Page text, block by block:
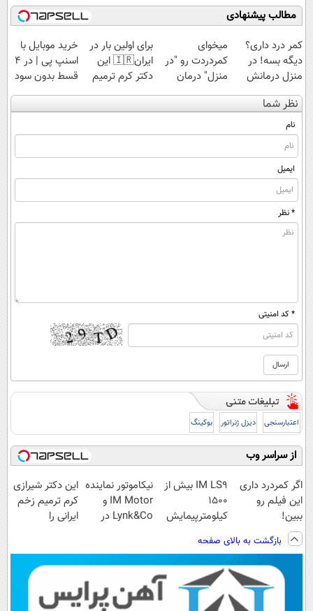
مطالب پیشنهادی
کمر درد داری؟
دیگه بسه! در
منزل درمانش
کن
(◀پرسش‌نامه)
میخوای
کمردردت رو "در
منزل" درمان
کنی؟ (◂فیلم +
◂پرسش‌نامه)
برای اولین بار در
ایران🇮🇷 این
دکتر کرم ترمیم
کننده 23 روزه
ساخت!
خرید موبایل با
اسنپ پی | در ۴
قسط بدون سود
و کارمزد!
نظر شما
نام
ایمیل
* نظر
* کد امنیتی
اعتبارسنجی دیزل ژنراتور بوکینگ
از سراسر وب
اگر کمردرد داری
این فیلم رو
ببین!
◗پرسش‌نامه رو
پر کن◖
IM LS9 بیش از
1500
کیلومترپیمایش
نیکاموتور نماینده
IM Motor و
Lynk&Co در
این دکتر شیرازی
کرم ترمیم زخم
ایرانی را
بازگشت به بالای صفحه